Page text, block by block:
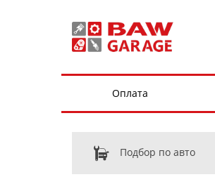
Оплата
Подбор по авто